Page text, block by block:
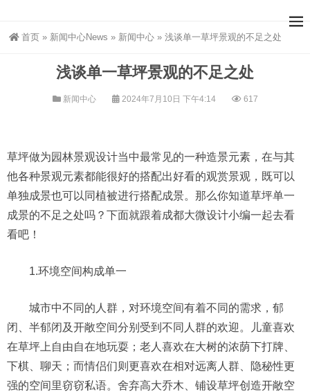
首页 » 新闻中心News » 新闻中心 » 浅谈单一草坪景观的不足之处
浅谈单一草坪景观的不足之处
新闻中心 2024年7月10日 下午4:14 617
草坪做为园林景观设计当中最常见的一种造景元素，在与其
他各种景观元素都能很好的搭配出好看的观赏景观，既可以
单独成景也可以同植被进行搭配成景。那么你知道草坪单一
成景的不足之处吗？下面就跟着成都大微设计小编一起去看
看吧！
1.环境空间构成单一
城市中不同的人群，对环境空间有着不同的需求，郁
闭、半郁闭及开敞空间分别受到不同人群的欢迎。儿童喜欢
在草坪上自由自在地玩耍；老人喜欢在大树的浓荫下打牌、
下棋、聊天；而情侣们则更喜欢在相对远离人群、隐秘性更
强的空间里窃窃私语。舍弃高大乔木、铺设草坪创造开敞空